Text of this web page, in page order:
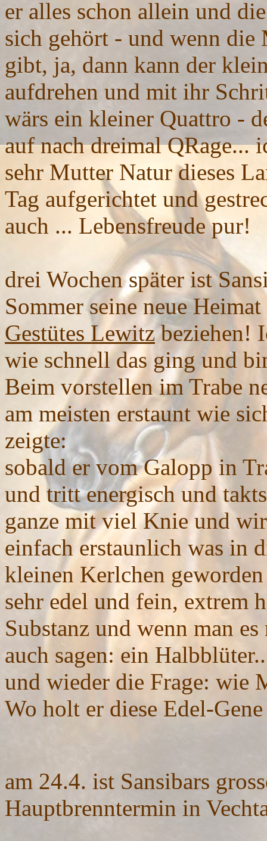
er alles schon allein und
sich gehört - und wenn die
gibt, ja, dann kann der
aufdrehen und mit ihr
wärs ein kleiner Quattro -
auf nach dreimal QRage...
sehr Mutter Natur dieses
Tag aufgerichtet und
auch ... Lebensfreude pur!
drei Wochen später ist
Sommer seine neue
Gestütes Lewitzbeziehen!
wie schnell das ging und
Beim vorstellen im Trabe
am meisten erstaunt wie
zeigte:
sobald er vom Galopp in
und tritt energisch und
ganze mit viel Knie und
einfach erstaunlich was in
kleinen Kerlchen
sehr edel und fein, extrem
Substanz und wenn man
auch sagen: ein
und wieder die Frage: wie
Wo holt er diese Edel-
am 24.4. ist Sansibars
Hauptbrenntermin in